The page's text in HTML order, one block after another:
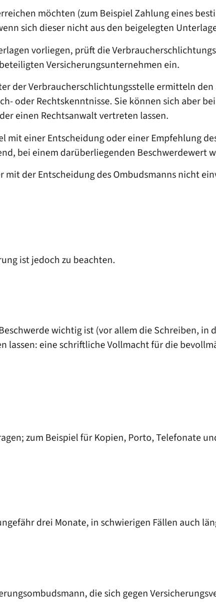
möchten (zum Beispiel Zahlung eines
sich dieser nicht aus den beigelegten
vorliegen, prüft die
Versicherungsunternehmen ein.
der Verbraucherschlichtungsstelle ermitteln den
oder Rechtskenntnisse. Sie können sich aber
einen Rechtsanwalt vertreten lassen.
mit einer Entscheidung oder einer Empfehlung
bei einem darüberliegenden
mit der Entscheidung des Ombudsmanns nicht
ist jedoch zu beachten.
wichtig ist(vor allem die Schreiben, in
lassen: eine schriftliche Vollmacht für die
; zum Beispiel für Kopien, Porto, Telefonate
drei Monate, in schwierigen Fällen auch
die sich gegen